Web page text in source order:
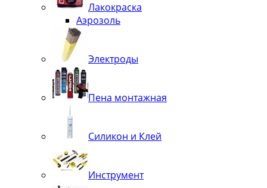
Лакокраска
Аэрозоль
Электроды
Пена монтажная
Силикон и Клей
Инструмент